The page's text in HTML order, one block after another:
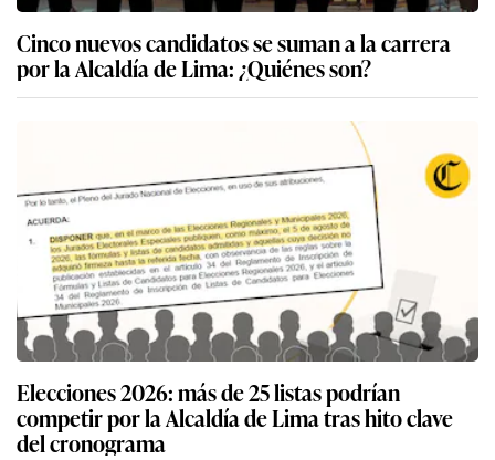
Cinco nuevos candidatos se suman a la carrera
por la Alcaldía de Lima: ¿Quiénes son?
Elecciones 2026: más de 25 listas podrían
competir por la Alcaldía de Lima tras hito clave
del cronograma